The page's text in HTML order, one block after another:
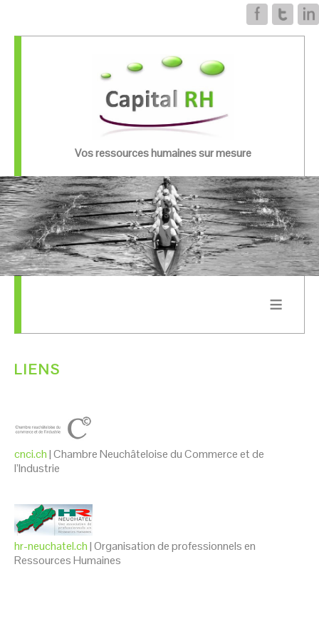
Vos ressources humaines sur mesure
≡
LIENS
cnci.ch| Chambre Neuchâteloise du Commerce et de
l’Industrie
hr-neuchatel.ch| Organisation de professionnels en
Ressources Humaines